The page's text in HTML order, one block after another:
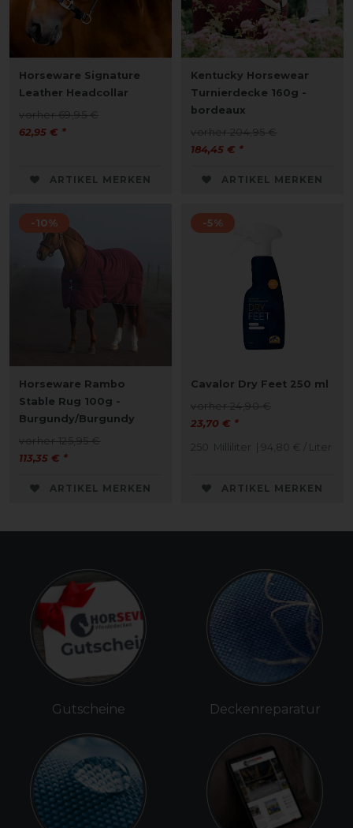
Horseware Signature
Leather Headcollar
vorher 69,95 €
62,95 € *
ARTIKEL MERKEN
Kentucky Horsewear
Turnierdecke 160g -
bordeaux
vorher 204,95 €
184,45 € *
ARTIKEL MERKEN
-10%
Horseware Rambo
Stable Rug 100g -
Burgundy/Burgundy
vorher 125,95 €
113,35 € *
ARTIKEL MERKEN
-5%
Cavalor Dry Feet 250 ml
vorher 24,90 €
23,70 € *
250 Milliliter | 94,80 € / Liter
ARTIKEL MERKEN
Gutscheine Deckenreparatur